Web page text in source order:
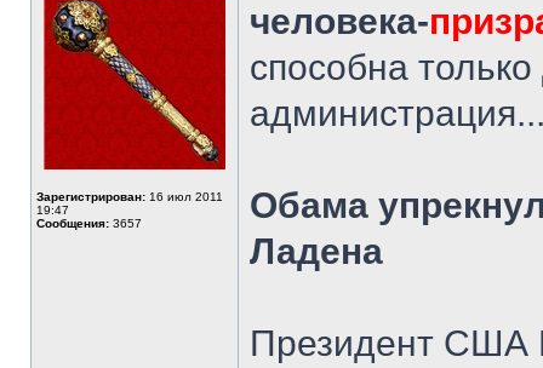
Зарегистрирован: 16 июл 2011
19:47
Сообщения: 3657
человека-
способна только
Обама
Ладена
Президент США